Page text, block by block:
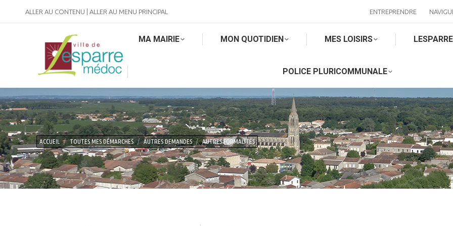
ALLER AU CONTENU ALLER AU MENU PRINCIPAL ENTREPRENDRE
MA MAIRIE MON QUOTIDIEN MES LOISIRS
POLICE PLURICOMMUNALE
Vous êtes ici :
ACCUEIL TOUTES MES DÉMARCHES AUTRES DEMANDES AUTRES FORMALITÉS